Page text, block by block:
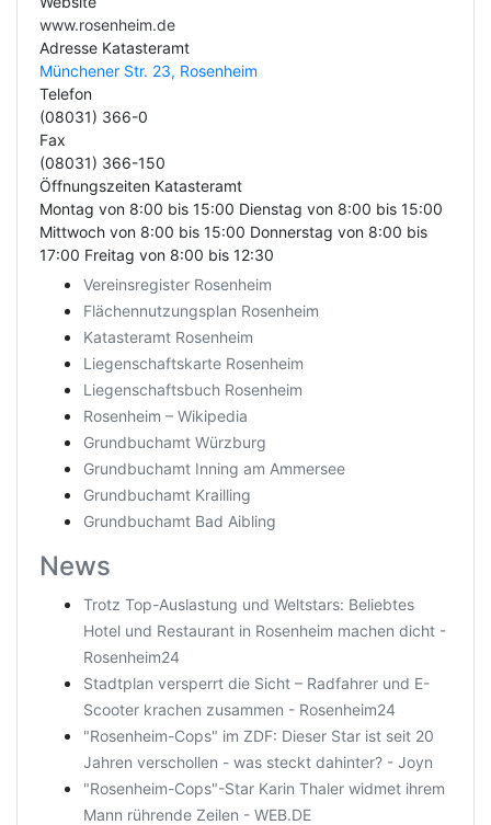
www.rosenheim.de
Adresse Katasteramt
Münchener Str. 23, Rosenheim
Telefon
(08031) 366-0
Fax
(08031) 366-150
Öffnungszeiten Katasteramt
Montag von 8:00 bis 15:00 Dienstag von 8:00 bis 15:00
Mittwoch von 8:00 bis 15:00 Donnerstag von 8:00 bis
17:00 Freitag von 8:00 bis 12:30
Vereinsregister Rosenheim
Flächennutzungsplan Rosenheim
Katasteramt Rosenheim
Liegenschaftskarte Rosenheim
Liegenschaftsbuch Rosenheim
Rosenheim – Wikipedia
Grundbuchamt Würzburg
Grundbuchamt Inning am Ammersee
Grundbuchamt Krailling
Grundbuchamt Bad Aibling
News
Trotz Top-Auslastung und Weltstars: Beliebtes
Hotel und Restaurant in Rosenheim machen dicht -
Rosenheim24
Stadtplan versperrt die Sicht – Radfahrer und E-
Scooter krachen zusammen - Rosenheim24
"Rosenheim-Cops" im ZDF: Dieser Star ist seit 20
Jahren verschollen - was steckt dahinter? - Joyn
"Rosenheim-Cops"-Star Karin Thaler widmet ihrem
Mann rührende Zeilen - WEB.DE